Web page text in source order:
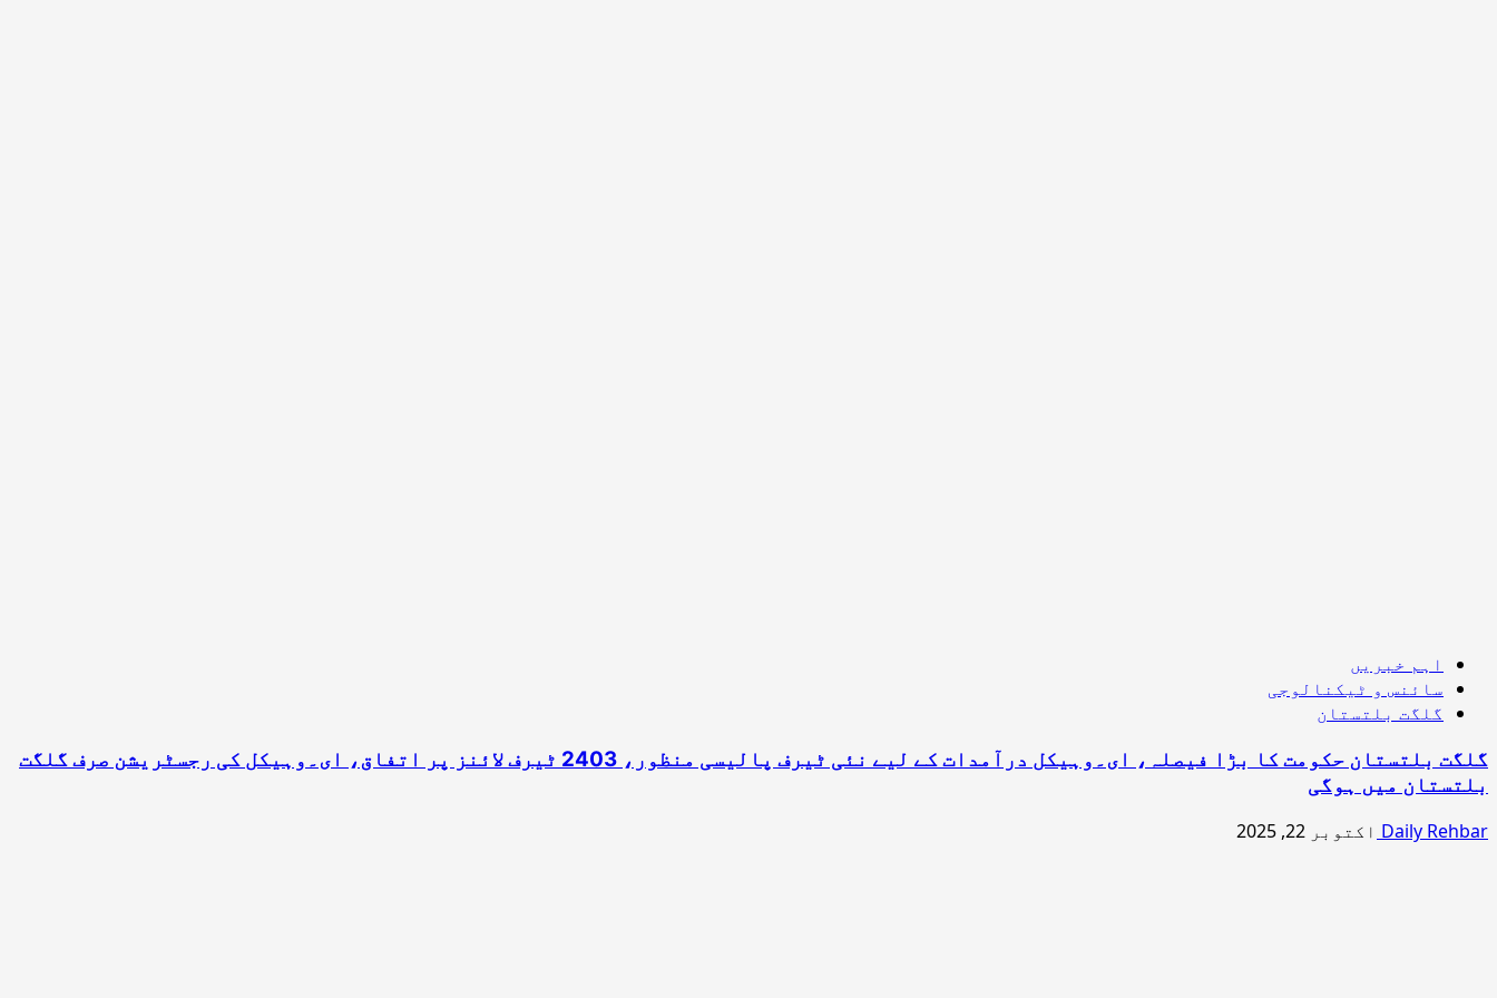
اہم خبریں
سائنس و ٹیکنالوجی
گلگت بلتستان
گلگت بلتستان حکومت کا بڑا فیصلہ، ای۔وہیکل درآمدات کے لیے نئی ٹیرف پالیسی منظور، 2403 ٹیرف لائنز پر اتفاق، ای۔وہیکل کی رجسٹریشن صرف گلگت
بلتستان میں ہوگی
Daily Rehbar اکتوبر 22, 2025